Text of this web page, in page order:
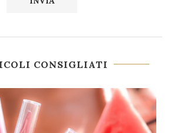
CONSIGLIATI